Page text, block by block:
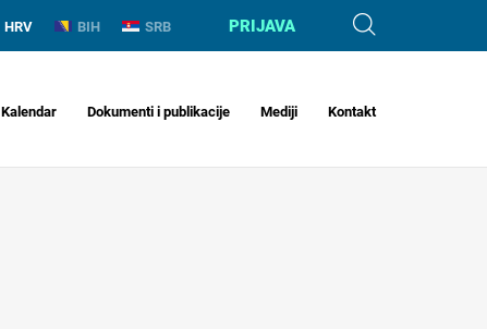
HRV BIH SRB PRIJAVA
Kalendar Dokumenti i publikacije Mediji Kontakt